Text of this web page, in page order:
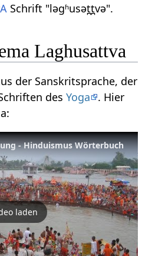
Schrift "ləɡʱusət̪t̪və".
Laghusattva
der Sanskritsprache, der
desYoga
. Hier
- Hinduismus Wörterbuch
laden